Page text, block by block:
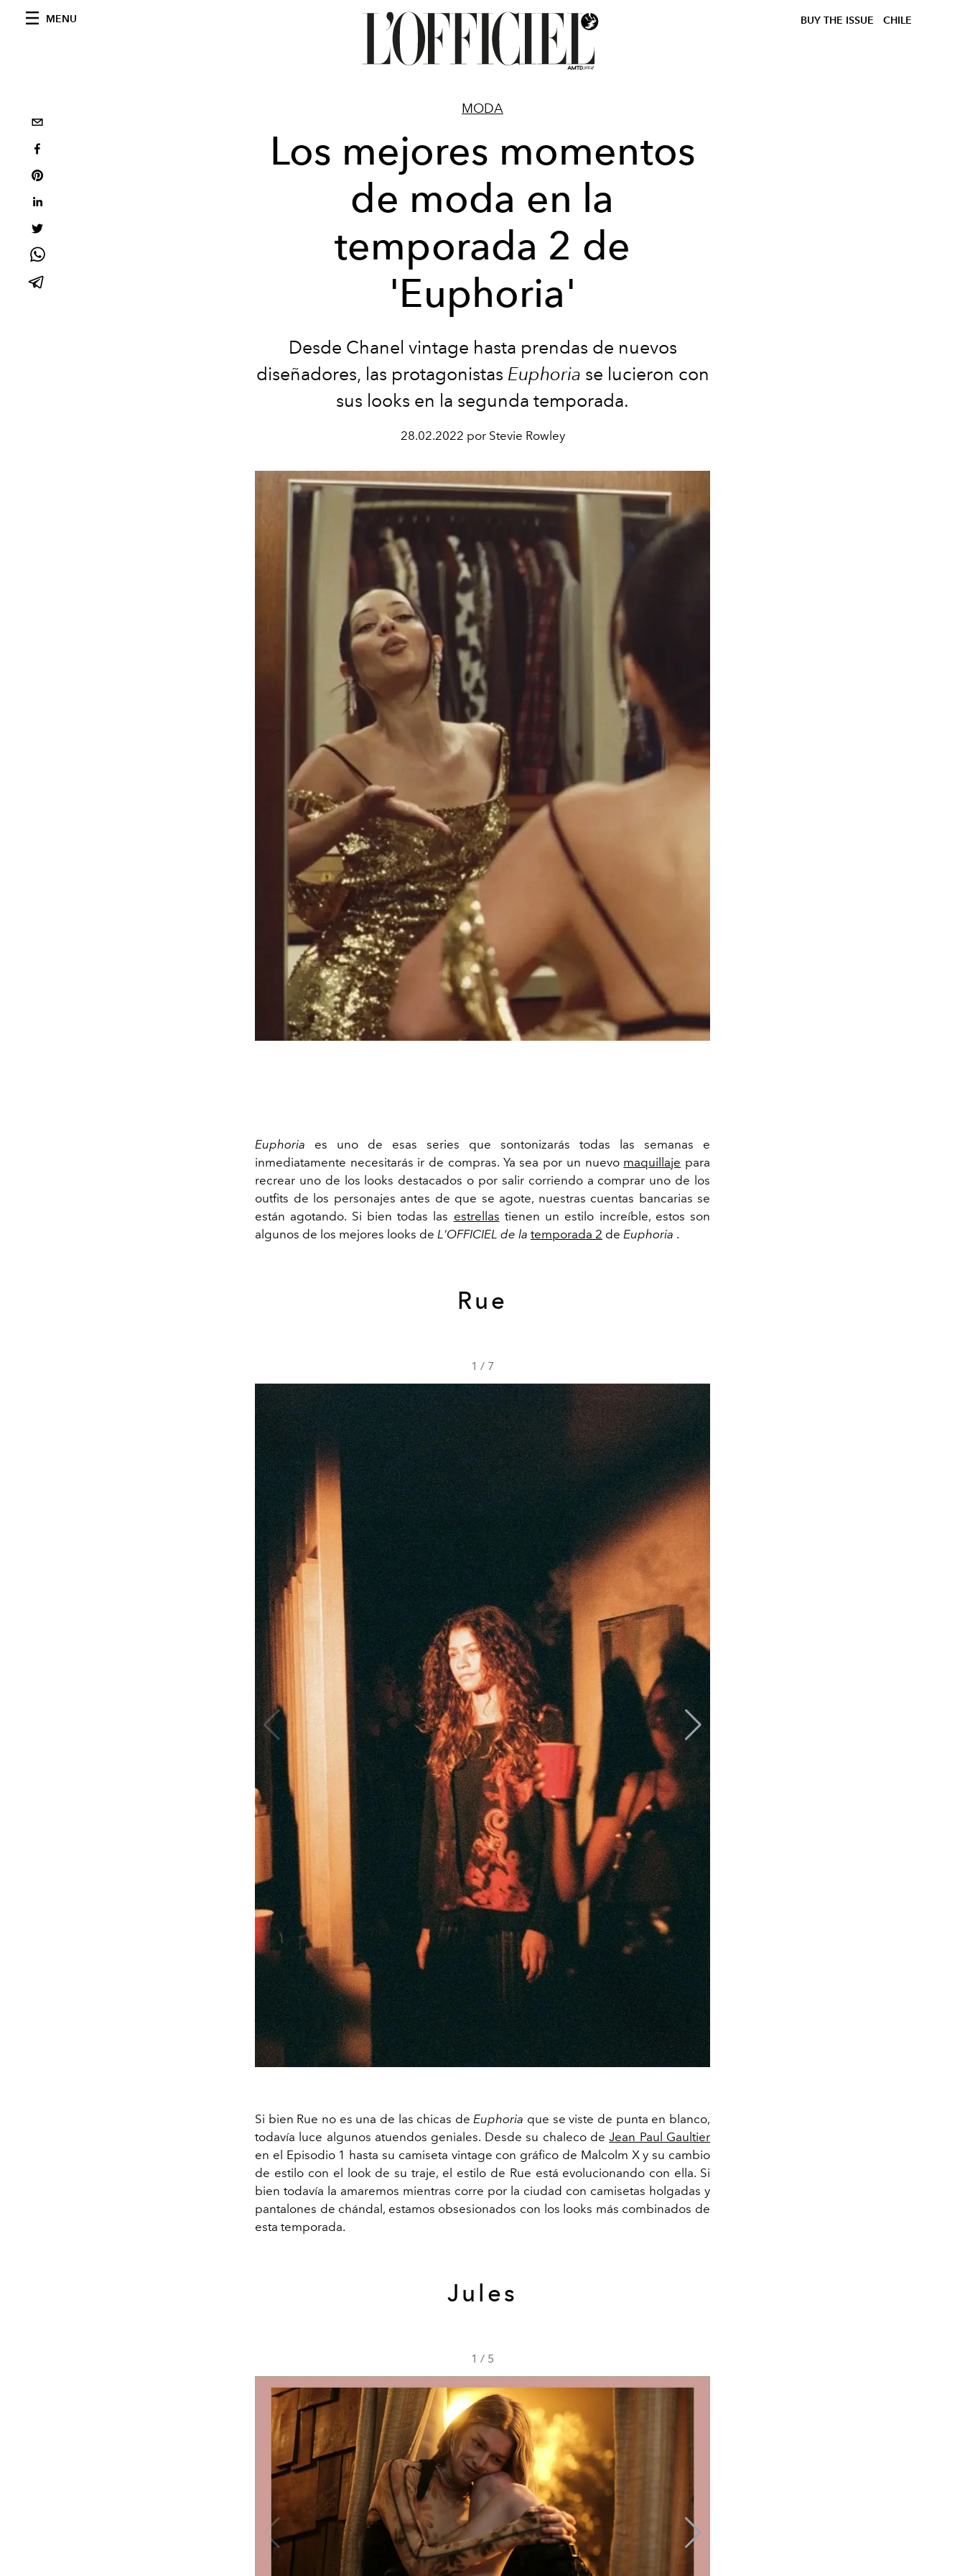
MENU BUY THE ISSUE CHILE
MODA
Los mejores momentos
de moda en la
temporada 2 de
'Euphoria'
Desde Chanel vintage hasta prendas de nuevos
diseñadores, las protagonistas Euphoria se lucieron con
sus looks en la segunda temporada.
28.02.2022 por Stevie Rowley
Euphoria es uno de esas series que sontonizarás todas las semanas e
inmediatamente necesitarás ir de compras. Ya sea por un nuevo maquillaje para
recrear uno de los looks destacados o por salir corriendo a comprar uno de los
outfits de los personajes antes de que se agote, nuestras cuentas bancarias se
están agotando. Si bien todas las estrellas tienen un estilo increíble, estos son
algunos de los mejores looks de L'OFFICIEL de la temporada 2 de Euphoria .
Rue
1 / 7
Si bien Rue no es una de las chicas de Euphoria que se viste de punta en blanco,
todavía luce algunos atuendos geniales. Desde su chaleco deJean Paul Gaultier
en el Episodio 1 hasta su camiseta vintage con gráfico de Malcolm X y su cambio
de estilo con el look de su traje, el estilo de Rue está evolucionando con ella. Si
bien todavía la amaremos mientras corre por la ciudad con camisetas holgadas y
pantalones de chándal, estamos obsesionados con los looks más combinados de
esta temporada.
Jules
1 / 5